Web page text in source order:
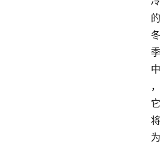
的
冬
季
中
，
它
将
为